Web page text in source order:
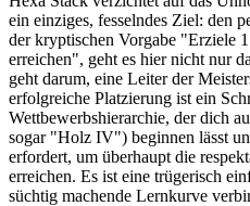
ein einziges, fesselndes Ziel: den
der kryptischen Vorgabe "Erziele
erreichen", geht es hier nicht nur
geht darum, eine Leiter der
erfolgreiche Platzierung ist ein
Wettbewerbshierarchie, der dich
sogar "Holz IV") beginnen lässt
erfordert, um überhaupt die
erreichen. Es ist eine trügerisch
süchtig machende Lernkurve